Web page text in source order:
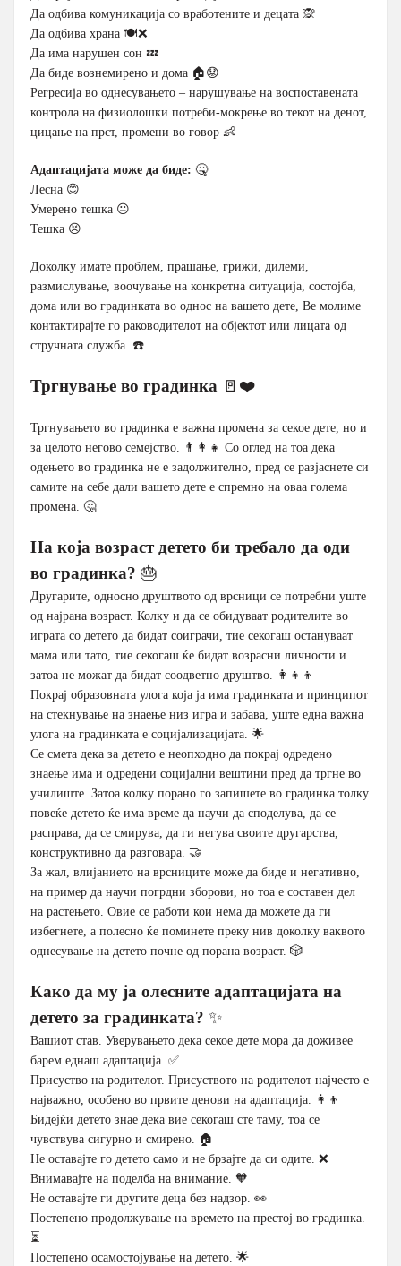
Да одбива комуникација со вработените и децата 🙊
Да одбива храна 🍽️❌
Да има нарушен сон 💤
Да биде вознемирено и дома 🏠😟
Регресија во однесувањето – нарушување на воспоставената
контрола на физиолошки потреби-мокрење во текот на денот,
цицање на прст, промени во говор 👶
Адаптацијата може да биде: 🤒
Лесна 😊
Умерено тешка 😐
Тешка 😣
Доколку имате проблем, прашање, грижи, дилеми,
размислување, воочување на конкретна ситуација, состојба,
дома или во градинката во однос на вашето дете, Ве молиме
контактирајте го раководителот на објектот или лицата од
стручната служба. ☎️
Тргнување во градинка🚪❤️
Тргнувањето во градинка е важна промена за секое дете, но и
за целото негово семејство. 👨‍👩‍👧 Со оглед на тоа дека
одењето во градинка не е задолжително, пред се разјаснете си
самите на себе дали вашето дете е спремно на оваа голема
промена. 🤔
На која возраст детето би требало да оди
во градинка? 🎂
Другарите, односно друштвото од врсници се потребни уште
од најрана возраст. Колку и да се обидуваат родителите во
играта со детето да бидат соиграчи, тие секогаш остануваат
мама или тато, тие секогаш ќе бидат возрасни личности и
затоа не можат да бидат соодветно друштво. 👩‍👧‍👦
Покрај образовната улога која ја има градинката и принципот
на стекнување на знаење низ игра и забава, уште една важна
улога на градинката е социјализацијата. 🌟
Се смета дека за детето е неопходно да покрај одредено
знаење има и одредени социјални вештини пред да тргне во
училиште. Затоа колку порано го запишете во градинка толку
повеќе детето ќе има време да научи да споделува, да се
расправа, да се смирува, да ги негува своите другарства,
конструктивно да разговара. 🤝
За жал, влијанието на врсниците може да биде и негативно,
на пример да научи погрдни зборови, но тоа е составен дел
на растењето. Овие се работи кои нема да можете да ги
избегнете, а полесно ќе поминете преку нив доколку ваквото
однесување на детето почне од порана возраст. 🎲
Како да му ја олесните адаптацијата на
детето за градинката? ✨
Вашиот став. Уверувањето дека секое дете мора да доживее
барем еднаш адаптација. ✅
Присуство на родителот. Присуството на родителот најчесто е
најважно, особено во првите денови на адаптација. 👩‍👦
Бидејќи детето знае дека вие секогаш сте таму, тоа се
чувствува сигурно и смирено. 🏠
Не оставајте го детето само и не брзајте да си одите. ❌
Внимавајте на поделба на внимание. 🧡
Не оставајте ги другите деца без надзор. 👀
Постепено продолжување на времето на престој во градинка.
⏳
Постепено осамостојување на детето. 🌟